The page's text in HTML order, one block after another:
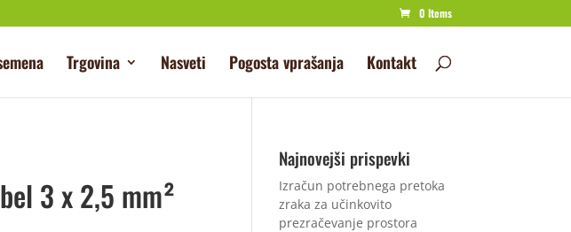
0 Items
Trgovina Nasveti Pogosta vprašanja Kontakt
3 x 2,5 mm²
Najnovejši prispevki
Izračun potrebnega pretoka
zraka za učinkovito
prezračevanje prostora